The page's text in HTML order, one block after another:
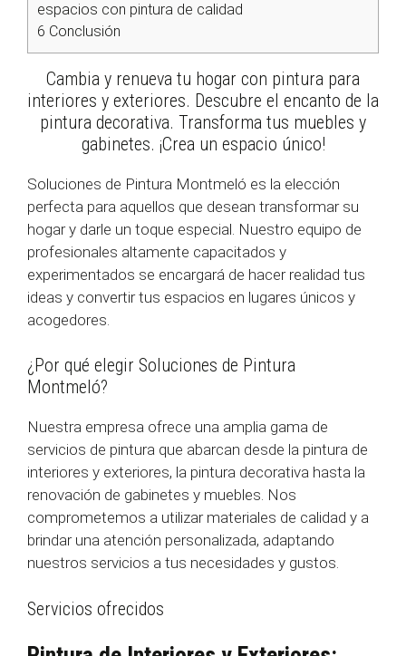
espacios con pintura de calidad
6 Conclusión
Cambia y renueva tu hogar con pintura para
interiores y exteriores. Descubre el encanto de la
pintura decorativa. Transforma tus muebles y
gabinetes. ¡Crea un espacio único!
Soluciones de Pintura Montmeló es la elección
perfecta para aquellos que desean transformar su
hogar y darle un toque especial. Nuestro equipo de
profesionales altamente capacitados y
experimentados se encargará de hacer realidad tus
ideas y convertir tus espacios en lugares únicos y
acogedores.
¿Por qué elegir Soluciones de Pintura
Montmeló?
Nuestra empresa ofrece una amplia gama de
servicios de pintura que abarcan desde la pintura de
interiores y exteriores, la pintura decorativa hasta la
renovación de gabinetes y muebles. Nos
comprometemos a utilizar materiales de calidad y a
brindar una atención personalizada, adaptando
nuestros servicios a tus necesidades y gustos.
Servicios ofrecidos